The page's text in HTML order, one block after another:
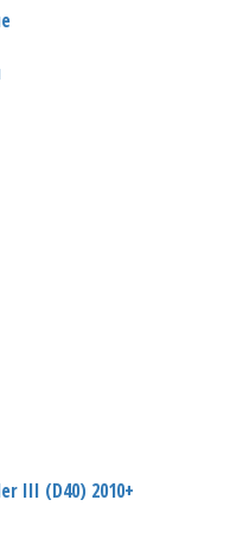
III (D40) 2010+